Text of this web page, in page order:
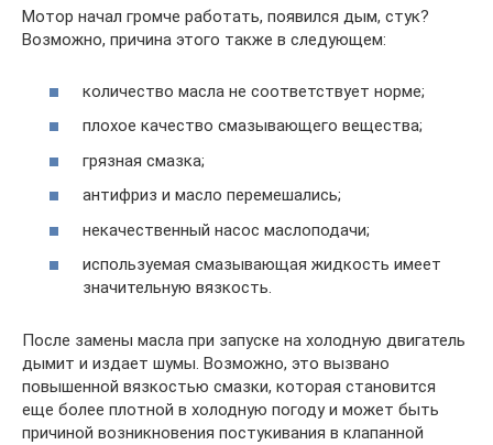
Мотор начал громче работать, появился дым, стук?
Возможно, причина этого также в следующем:
количество масла не соответствует норме;
плохое качество смазывающего вещества;
грязная смазка;
антифриз и масло перемешались;
некачественный насос маслоподачи;
используемая смазывающая жидкость имеет
значительную вязкость.
После замены масла при запуске на холодную двигатель
дымит и издает шумы. Возможно, это вызвано
повышенной вязкостью смазки, которая становится
еще более плотной в холодную погоду и может быть
причиной возникновения постукивания в клапанной